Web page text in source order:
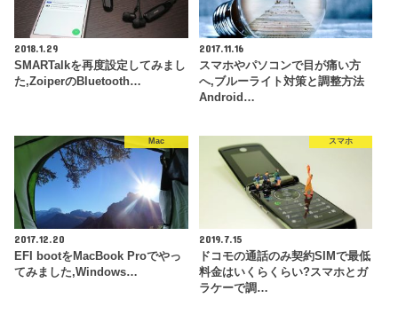
2018.1.29
SMARTalkを再度設定してみまし
た,ZoiperのBluetooth…
2017.11.16
スマホやパソコンで目が痛い方
へ,ブルーライト対策と調整方法
Android…
Mac
2017.12.20
EFI bootをMacBook Proでやっ
てみました,Windows…
スマホ
2019.7.15
ドコモの通話のみ契約SIMで最低
料金はいくらくらい?スマホとガ
ラケーで調…